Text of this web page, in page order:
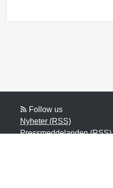
Follow us
Nyheter (RSS)
Pressmeddelanden (RSS)